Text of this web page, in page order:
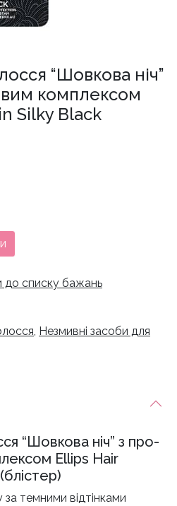
“Шовкова ніч”
комплексом
Silky Black
списку бажань
, Незмивні засоби для
“Шовкова ніч” з про-
Ellips Hair
темними відтінками